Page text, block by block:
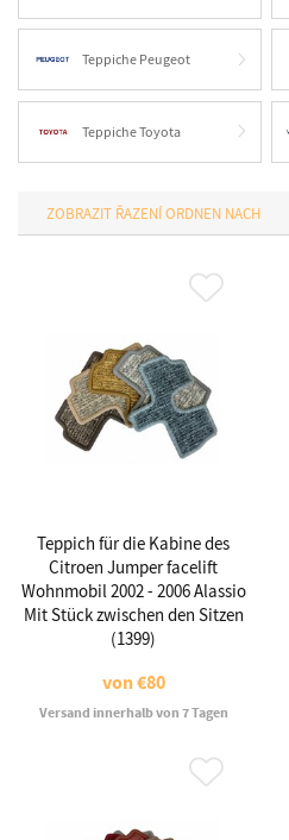
Teppiche Peugeot
Teppiche Toyota
ORDNEN NACH
Teppich für die Kabine des
Citroen Jumper facelift
Wohnmobil 2002 - 2006 Alassio
Mit Stück zwischen den Sitzen
(1399)
von€80
Versand innerhalb von 7 Tagen